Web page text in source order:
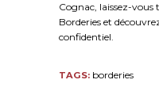
Cognac, laissez-vous
Borderies et
confidentiel.
TAGS: borderies